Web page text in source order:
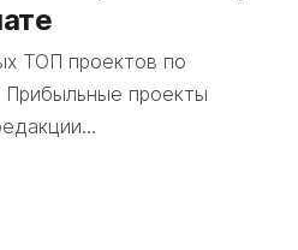
ТОП проектов по
проекты